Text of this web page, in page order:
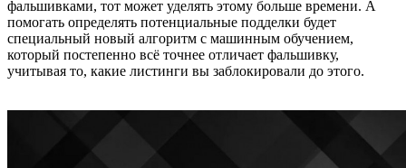
фальшивками, тот может уделять этому больше времени. А
помогать определять потенциальные подделки будет
специальный новый алгоритм с машинным обучением,
который постепенно всё точнее отличает фальшивку,
учитывая то, какие листинги вы заблокировали до этого.